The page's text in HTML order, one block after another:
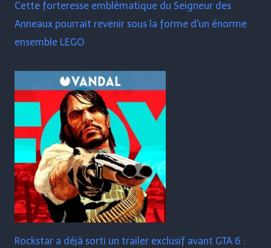
Cette forteresse emblématique du Seigneur des
Anneaux pourrait revenir sous la forme d'un énorme
ensemble LEGO
Rockstar a déjà sorti un trailer exclusif avant GTA 6 :